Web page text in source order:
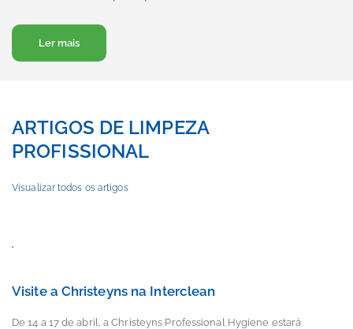
Ler maisSobre Visite a Christeyns na Interclean
ARTIGOS DE LIMPEZA
PROFISSIONAL
Visualizar todos os artigos
Visite a Christeyns na Interclean
De 14 a 17 de abril, a Christeyns Professional Hygiene estará